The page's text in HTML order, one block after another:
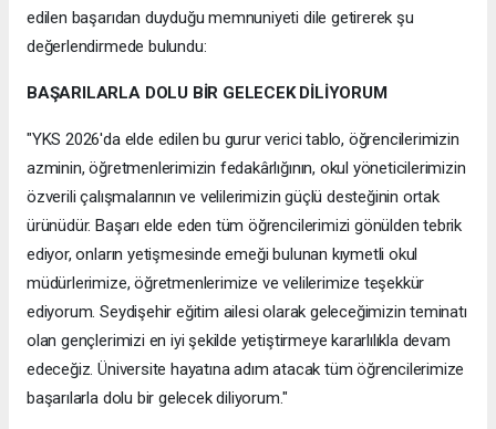
edilen başarıdan duyduğu memnuniyeti dile getirerek şu
değerlendirmede bulundu:
BAŞARILARLA DOLU BİR GELECEK DİLİYORUM
"YKS 2026'da elde edilen bu gurur verici tablo, öğrencilerimizin
azminin, öğretmenlerimizin fedakârlığının, okul yöneticilerimizin
özverili çalışmalarının ve velilerimizin güçlü desteğinin ortak
ürünüdür. Başarı elde eden tüm öğrencilerimizi gönülden tebrik
ediyor, onların yetişmesinde emeği bulunan kıymetli okul
müdürlerimize, öğretmenlerimize ve velilerimize teşekkür
ediyorum. Seydişehir eğitim ailesi olarak geleceğimizin teminatı
olan gençlerimizi en iyi şekilde yetiştirmeye kararlılıkla devam
edeceğiz. Üniversite hayatına adım atacak tüm öğrencilerimize
başarılarla dolu bir gelecek diliyorum."